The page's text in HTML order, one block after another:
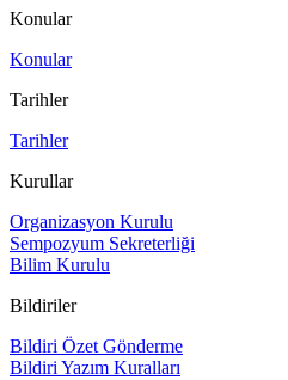
Konular
Konular
Tarihler
Tarihler
Kurullar
Organizasyon Kurulu
Sempozyum Sekreterliği
Bilim Kurulu
Bildiriler
Bildiri Özet Gönderme
Bildiri Yazım Kuralları